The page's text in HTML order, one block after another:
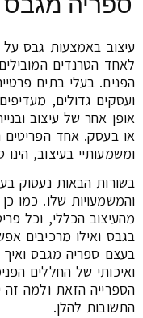
עיצוב באמצעות גבס על
לאחד הטרנדים
הפנים. בעלי בתים
ועסקים גדולים,
אופן אחר של עיצוב
או בעסק. אחד הפריטים
ומשמעותיי בעיצוב,
בשורות הבאות נעסוק
והמשמעויות שלו. כמו
מהעיצוב הכללי, וכל
בגבס ואילו מרכיבים
בעצם ספריה מגבס
ואיכותי של החללים
הספרייה הזאת ולמה זה
התשובות להלן.